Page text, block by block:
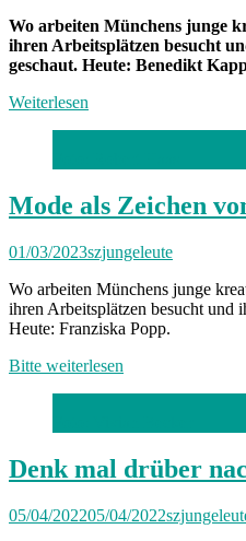
Wo arbeiten Münchens junge
ihren Arbeitsplätzen besucht
geschaut. Heute: Benedikt
Weiterlesen
Mode als Zeichen
01/03/2023szjungeleute
Wo arbeiten Münchens junge
ihren Arbeitsplätzen besucht und
Heute: Franziska Popp.
Bitte weiterlesen
Denk mal drüber
05/04/202205/04/2022